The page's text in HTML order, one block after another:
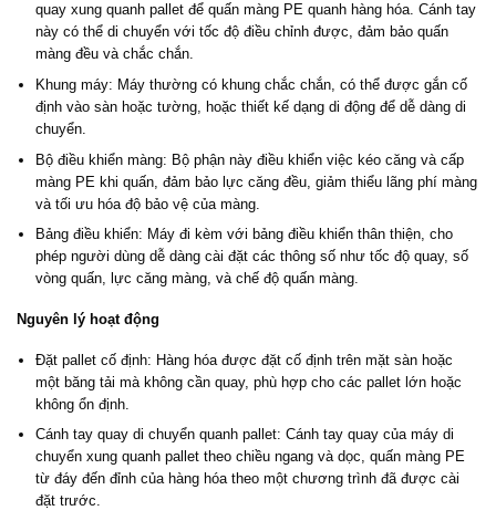
quay xung quanh pallet để quấn màng PE quanh hàng hóa. Cánh tay
này có thể di chuyển với tốc độ điều chỉnh được, đảm bảo quấn
màng đều và chắc chắn.
Khung máy: Máy thường có khung chắc chắn, có thể được gắn cố
định vào sàn hoặc tường, hoặc thiết kế dạng di động để dễ dàng di
chuyển.
Bộ điều khiển màng: Bộ phận này điều khiển việc kéo căng và cấp
màng PE khi quấn, đảm bảo lực căng đều, giảm thiểu lãng phí màng
và tối ưu hóa độ bảo vệ của màng.
Bảng điều khiển: Máy đi kèm với bảng điều khiển thân thiện, cho
phép người dùng dễ dàng cài đặt các thông số như tốc độ quay, số
vòng quấn, lực căng màng, và chế độ quấn màng.
Nguyên lý hoạt động
Đặt pallet cố định: Hàng hóa được đặt cố định trên mặt sàn hoặc
một băng tải mà không cần quay, phù hợp cho các pallet lớn hoặc
không ổn định.
Cánh tay quay di chuyển quanh pallet: Cánh tay quay của máy di
chuyển xung quanh pallet theo chiều ngang và dọc, quấn màng PE
từ đáy đến đỉnh của hàng hóa theo một chương trình đã được cài
đặt trước.